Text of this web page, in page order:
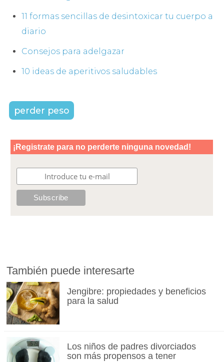
11 formas sencillas de desintoxicar tu cuerpo a
diario
Consejos para adelgazar
10 ideas de aperitivos saludables
perder peso
También puede interesarte
Jengibre: propiedades y beneficios
para la salud
Los niños de padres divorciados
son más propensos a tener